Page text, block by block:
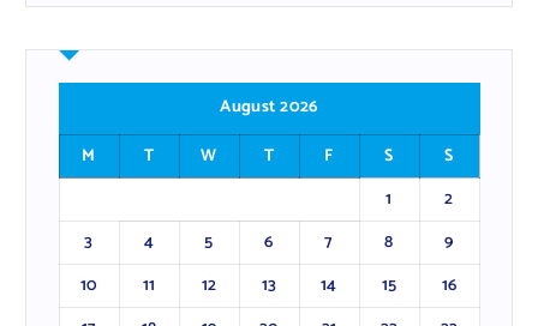
August 2026
M
T W T F S
S
1
2
3
4 5 6 7 8
9
10
11 12 13 14 15
16